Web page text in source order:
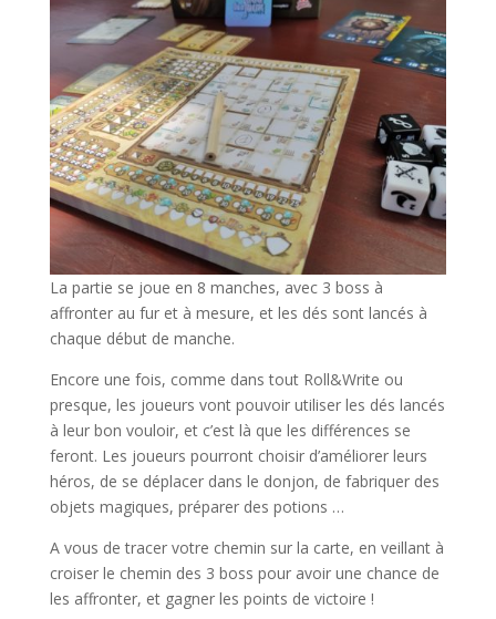
La partie se joue en 8 manches, avec 3 boss à
affronter au fur et à mesure, et les dés sont lancés à
chaque début de manche.
Encore une fois, comme dans tout Roll&Write ou
presque, les joueurs vont pouvoir utiliser les dés lancés
à leur bon vouloir, et c’est là que les différences se
feront. Les joueurs pourront choisir d’améliorer leurs
héros, de se déplacer dans le donjon, de fabriquer des
objets magiques, préparer des potions …
A vous de tracer votre chemin sur la carte, en veillant à
croiser le chemin des 3 boss pour avoir une chance de
les affronter, et gagner les points de victoire !